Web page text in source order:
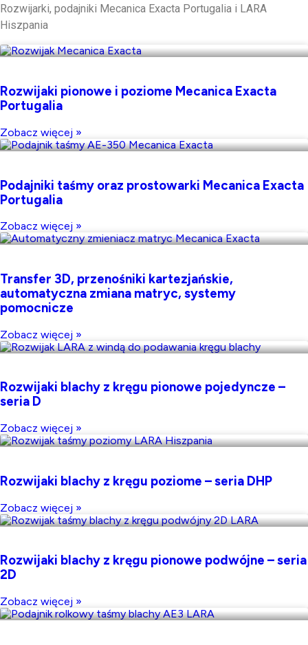
Rozwijarki, podajniki Mecanica Exacta Portugalia i LARA
Hiszpania
Rozwijaki pionowe i poziome Mecanica Exacta
Portugalia
Zobacz więcej »
Podajniki taśmy oraz prostowarki Mecanica Exacta
Portugalia
Zobacz więcej »
Transfer 3D, przenośniki kartezjańskie,
automatyczna zmiana matryc, systemy
pomocnicze
Zobacz więcej »
Rozwijaki blachy z kręgu pionowe pojedyncze –
seria D
Zobacz więcej »
Rozwijaki blachy z kręgu poziome – seria DHP
Zobacz więcej »
Rozwijaki blachy z kręgu pionowe podwójne – seria
2D
Zobacz więcej »